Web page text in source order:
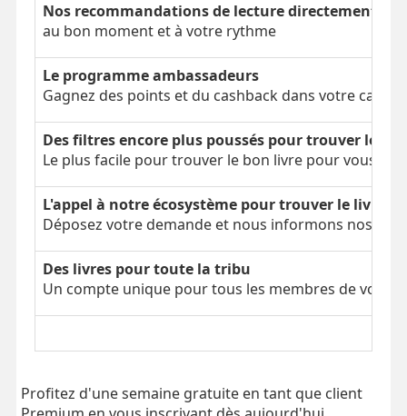
Nos recommandations de lecture directement
au bon moment et à votre rythme
Le programme ambassadeurs
Gagnez des points et du cashback dans votre
Des filtres encore plus poussés pour trouver le
Le plus facile pour trouver le bon livre pour vous
L'appel à notre écosystème pour trouver le livre
Déposez votre demande et nous informons nos
Des livres pour toute la tribu
Un compte unique pour tous les membres de votre
Profitez d'une semaine gratuite en tant que client